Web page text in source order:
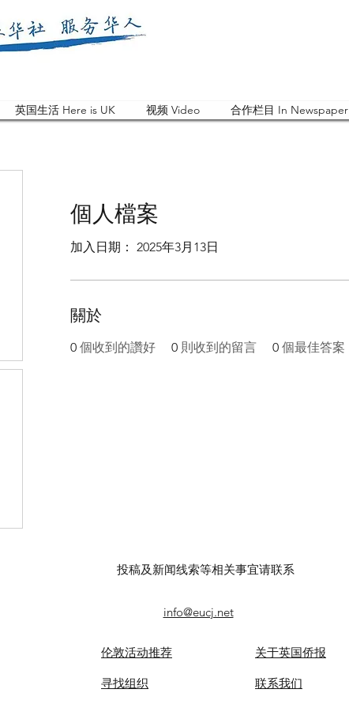
英国生活 Here is UK 视频 Video 合作栏目 In Newspaper
個人檔案
加入日期： 2025年3月13日
關於
0 個收到的讚好 0 則收到的留言 0 個最佳答案
投稿及新闻线索等相关事宜请联系
info@eucj.net
伦敦活动推荐
​寻找组织
关于英国侨报
联系我们